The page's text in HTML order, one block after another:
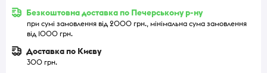
Безкоштовна доставка по Печерському р-ну
при сумі замовлення від 2000 грн., мінімальна сума замовлення
від 1000 грн.
Доставка по Києву
300 грн.